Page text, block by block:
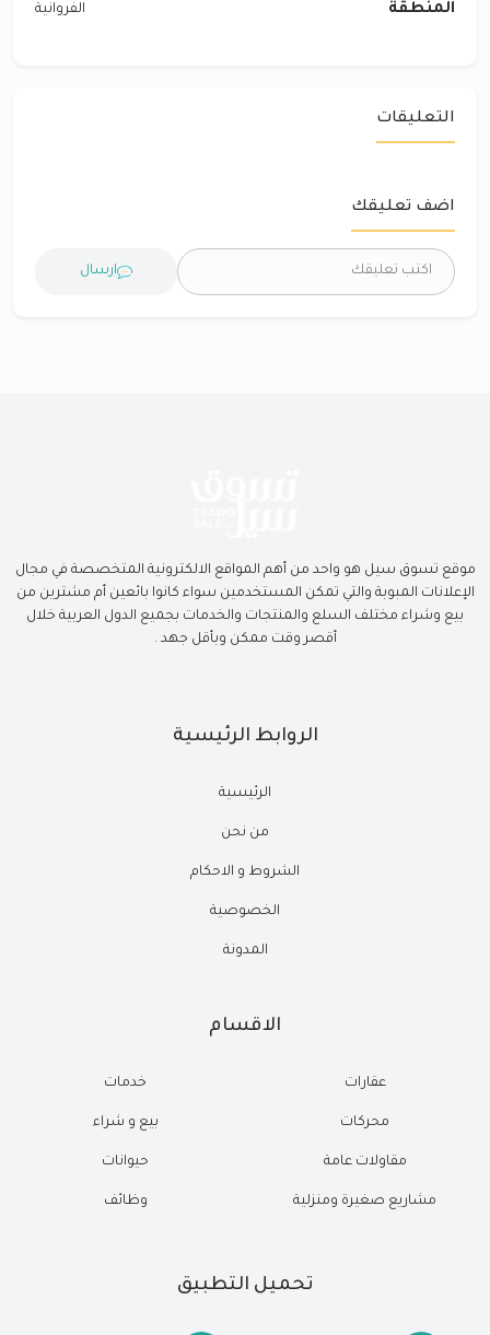
المنطقة الفروانية
التعليقات
اضف تعليقك
ارسال
موقع تسوق سيل هو واحد من أهم المواقع الالكترونية المتخصصة في مجال
الإعلانات المبوبة والتي تمكن المستخدمين سواء كانوا بائعين أم مشترين من
بيع وشراء مختلف السلع والمنتجات والخدمات بجميع الدول العربية خلال
أقصر وقت ممكن وبأقل جهد .
الروابط الرئيسية
الرئيسية
من نحن
الشروط و الاحكام
الخصوصية
المدونة
الاقسام
عقارات
محركات
مقاولات عامة
مشاريع صغيرة ومنزلية
خدمات
بيع و شراء
حيوانات
وظائف
تحميل التطبيق